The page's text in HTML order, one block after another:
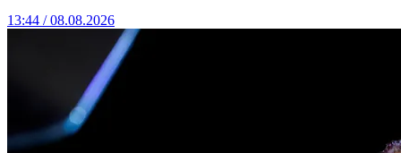
13:44 / 08.08.2026